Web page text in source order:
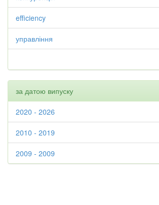
efficiency
управління
за датою випуску
2020 - 2026
2010 - 2019
2009 - 2009